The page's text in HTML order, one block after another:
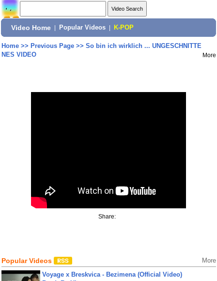
Video Home Popular Videos K-POP
Home>> Previous Page>> So bin ich wirklich ... UNGESCHNITTE
NES VIDEO
More
Share:
Popular Videos More
Voyage x Breskvica - Bezimena (Official Video)